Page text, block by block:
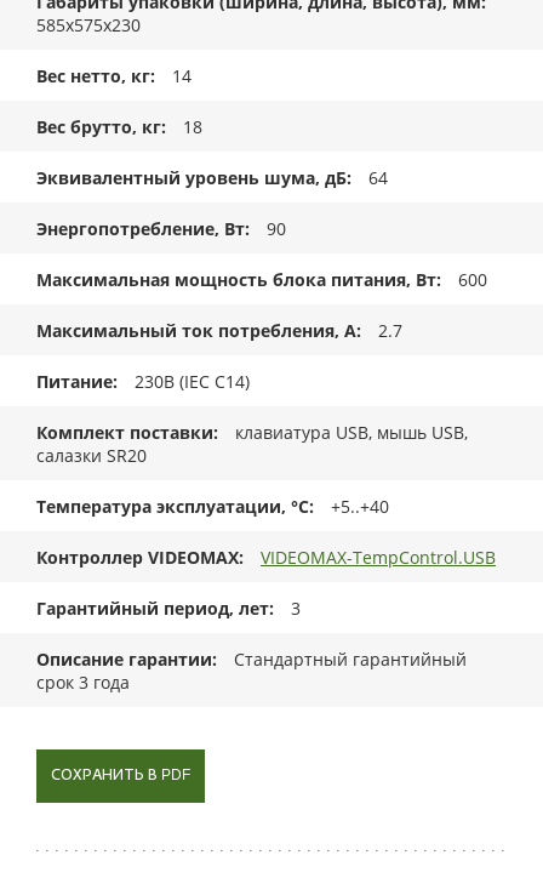
585x575x230
Вес нетто, кг 14
Вес брутто, кг 18
Эквивалентный уровень шума, дБ 64
Энергопотребление, Вт 90
Максимальная мощность блока питания, Вт 600
Максимальный ток потребления, А 2.7
Питание 230В (IEC C14)
Комплект поставки
клавиатура USB, мышь USB,
салазки SR20
Температура эксплуатации, °C +5..+40
Контроллер VIDEOMAX VIDEOMAX-TempControl.USB
Гарантийный период, лет 3
Описание гарантии
Стандартный гарантийный
срок 3 года
СОХРАНИТЬ В PDF